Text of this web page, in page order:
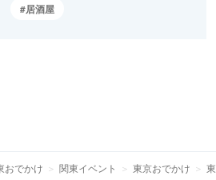
居酒屋
おでかけ 関東イベント 東京おでかけ